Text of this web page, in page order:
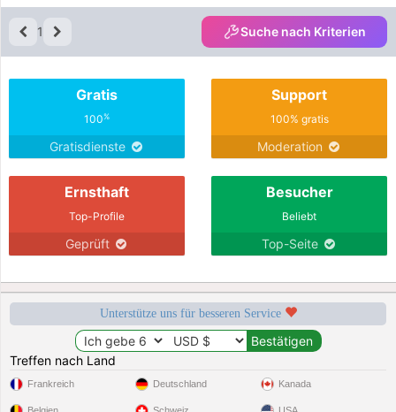
1 Suche nach Kriterien
Gratis
100%
Gratisdienste
Support
100% gratis
Moderation
Ernsthaft
Top-Profile
Geprüft
Besucher
Beliebt
Top-Seite
Unterstütze uns für besseren Service
Treffen nach Land
Frankreich Deutschland Kanada